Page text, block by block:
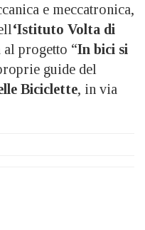
e meccatronica,
‘Istituto Volta di
al progetto “In bici si
guide del
Biciclette, in via